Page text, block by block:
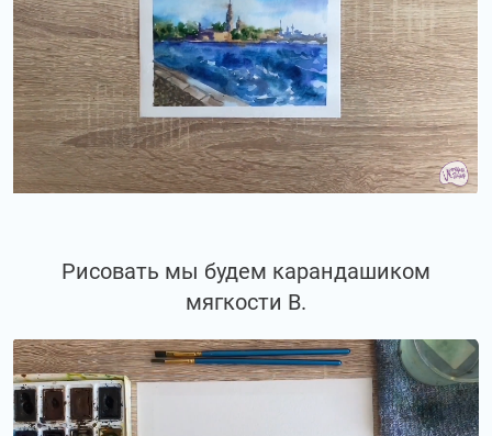
Рисовать мы будем карандашиком
мягкости В.